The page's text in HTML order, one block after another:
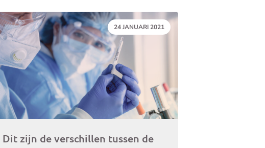
DATUM:
24 JANUARI 2021
Dit zijn de verschillen tussen de